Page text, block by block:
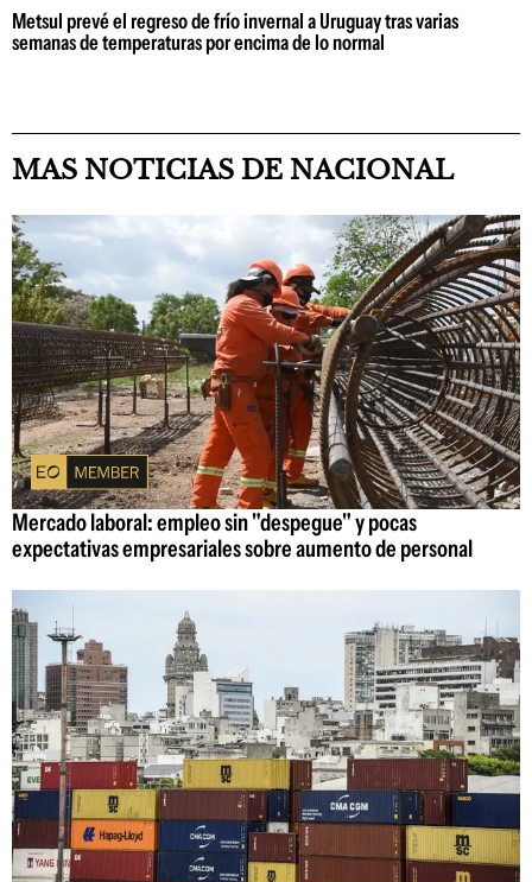
Metsul prevé el regreso de frío invernal a Uruguay tras varias
semanas de temperaturas por encima de lo normal
MAS NOTICIAS DE NACIONAL
Mercado laboral: empleo sin "despegue" y pocas
expectativas empresariales sobre aumento de personal